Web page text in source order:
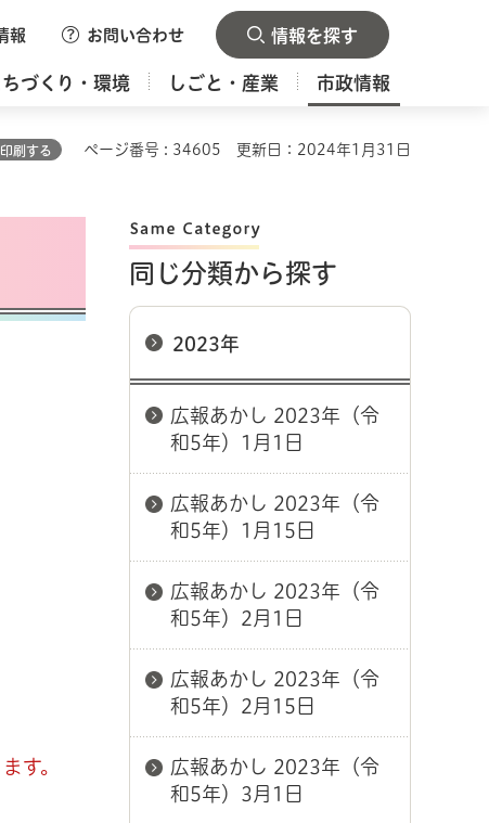
報 お問い合わせ 情報を探す
ちづくり・環境 しごと・産業 市政情報
印刷する ページ番号 : 34605 更新日：2024年1月31日
す。
同じ分類から探す
2023年
広報あかし 2023年（令
和5年）1月1日
広報あかし 2023年（令
和5年）1月15日
広報あかし 2023年（令
和5年）2月1日
広報あかし 2023年（令
和5年）2月15日
広報あかし 2023年（令
和5年）3月1日